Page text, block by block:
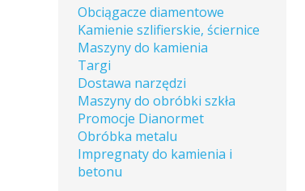
Obciągacze diamentowe
Kamienie szlifierskie, ściernice
Maszyny do kamienia
Targi
Dostawa narzędzi
Maszyny do obróbki szkła
Promocje Dianormet
Obróbka metalu
Impregnaty do kamienia i
betonu